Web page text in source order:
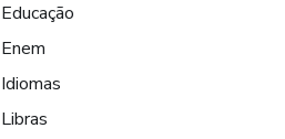
Educação
Enem
Idiomas
Libras